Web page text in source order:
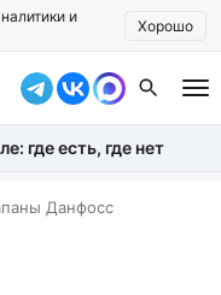
и
Хорошо
где есть, где нет
Данфосс